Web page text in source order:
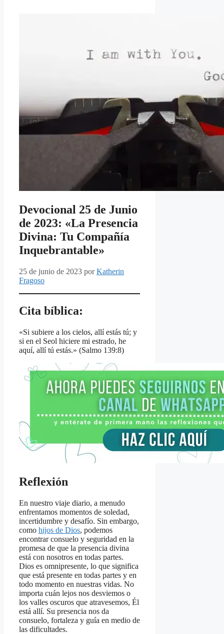
Devocional 25 de Junio
de 2023: «La Presencia
Divina: Tu Compañía
Inquebrantable»
25 de junio de 2023 porKatherin
Fragoso
Cita bíblica:
«Si subiere a los cielos, allí estás tú; y
si en el Seol hiciere mi estrado, he
aquí, allí tú estás.» (Salmo 139:8)
Reflexión
En nuestro viaje diario, a menudo
enfrentamos momentos de soledad,
incertidumbre y desafío. Sin embargo,
como hijos de Dios, podemos
encontrar consuelo y seguridad en la
promesa de que la presencia divina
está con nosotros en todas partes.
Dios es omnipresente, lo que significa
que está presente en todas partes y en
todo momento en nuestras vidas. No
importa cuán lejos nos desviemos o
los valles oscuros que atravesemos, Él
está allí. Su presencia nos da
consuelo, fortaleza y guía en medio de
las dificultades.